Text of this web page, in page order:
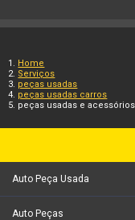
Home
Serviços
peças usadas
peças usadas carros
peças usadas e
Auto Peça Usada
Auto Peças